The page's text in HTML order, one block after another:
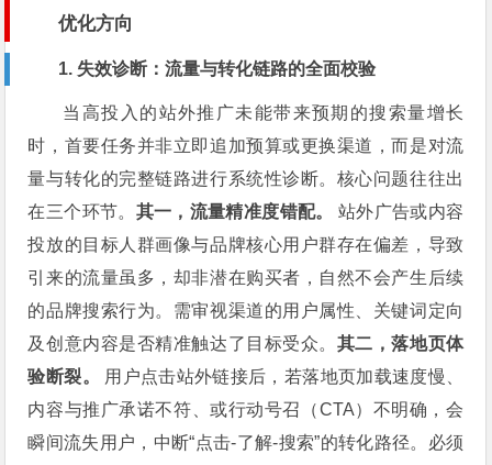
优化方向
1. 失效诊断：流量与转化链路的全面校验
当高投入的站外推广未能带来预期的搜索量增长
时，首要任务并非立即追加预算或更换渠道，而是对流
量与转化的完整链路进行系统性诊断。核心问题往往出
在三个环节。 其一，流量精准度错配。
站外广告或内容
投放的目标人群画像与品牌核心用户群存在偏差，导致
引来的流量虽多，却非潜在购买者，自然不会产生后续
的品牌搜索行为。需审视渠道的用户属性、关键词定向
及创意内容是否精准触达了目标受众。 其二，落地页体
验断裂。
用户点击站外链接后，若落地页加载速度慢、
内容与推广承诺不符、或行动号召（CTA）不明确，会
瞬间流失用户，中断“点击-了解-搜索”的转化路径。必须